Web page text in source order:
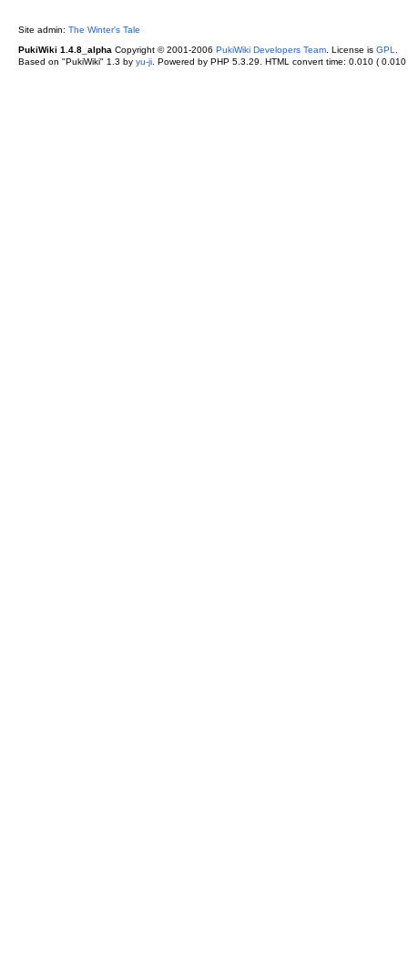
Site admin: The Winter's Tale
PukiWiki 1.4.8_alpha Copyright © 2001-2006 PukiWiki Developers Team. License is GPL
Based on "PukiWiki" 1.3 by yu-ji. Powered by PHP 5.3.29. HTML convert time: 0.010 ( 0.010